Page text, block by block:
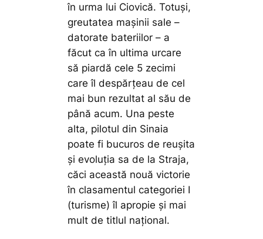
în urma lui Ciovică. Totuși,
greutatea mașinii sale –
datorate bateriilor – a
făcut ca în ultima urcare
să piardă cele 5 zecimi
care îl despărțeau de cel
mai bun rezultat al său de
până acum. Una peste
alta, pilotul din Sinaia
poate fi bucuros de reușita
și evoluția sa de la Straja,
căci această nouă victorie
în clasamentul categoriei I
(turisme) îl apropie și mai
mult de titlul național.